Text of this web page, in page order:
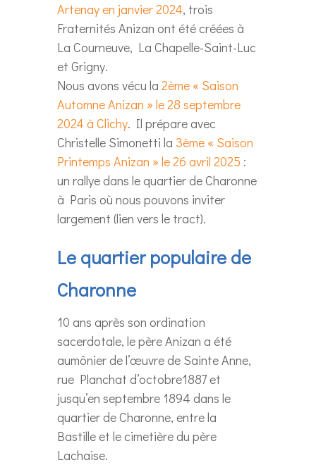
Artenay en janvier 2024, trois
Fraternités Anizan ont été créées à
La Courneuve, La Chapelle-Saint-Luc
et Grigny.
Nous avons vécu la 2ème « Saison
Automne Anizan » le 28 septembre
2024 à Clichy. Il prépare avec
Christelle Simonetti la 3ème « Saison
Printemps Anizan » le 26 avril 2025 :
un rallye dans le quartier de Charonne
à Paris où nous pouvons inviter
largement (lien vers le tract).
Le quartier populaire de
Charonne
10 ans après son ordination
sacerdotale, le père Anizan a été
aumônier de l’œuvre de Sainte Anne,
rue Planchat d’octobre1887 et
jusqu’en septembre 1894 dans le
quartier de Charonne, entre la
Bastille et le cimetière du père
Lachaise.